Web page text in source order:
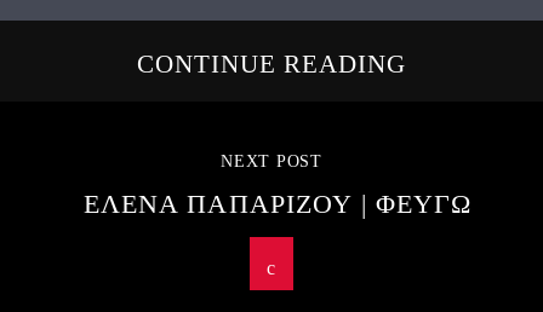
CONTINUE READING
NEXT POST
ΕΛΕΝΑ ΠΑΠΑΡΙΖΟΥ | ΦΕΥΓΩ